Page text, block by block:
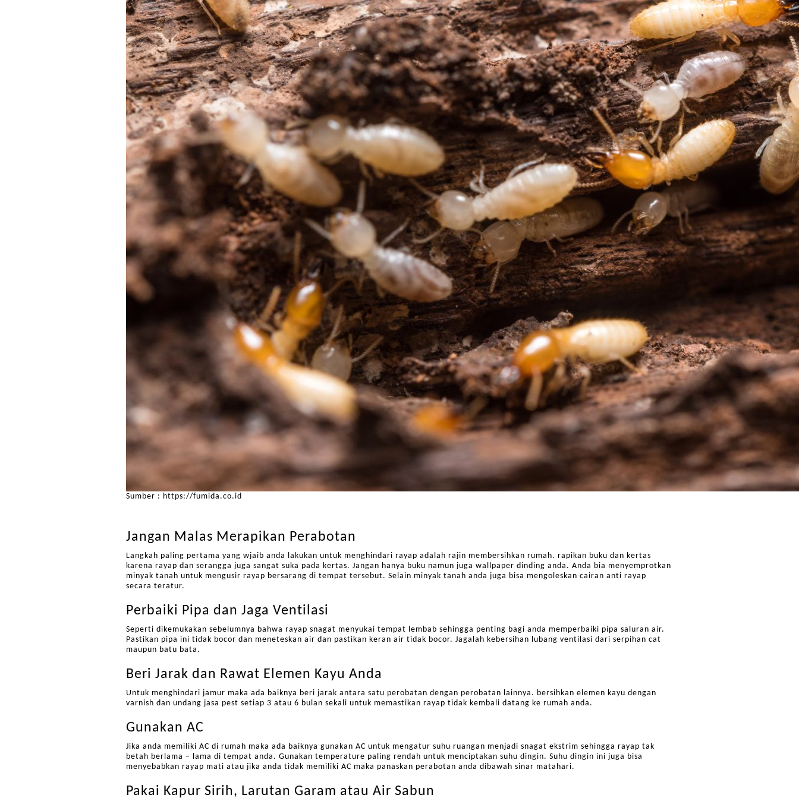
Sumber : https://fumida.co.id
Jangan Malas Merapikan Perabotan
Langkah paling pertama yang wjaib anda lakukan untuk menghindari rayap adalah rajin membersihkan rumah. rapikan buku dan kertas
karena rayap dan serangga juga sangat suka pada kertas. Jangan hanya buku namun juga wallpaper dinding anda. Anda bia menyemprotkan
minyak tanah untuk mengusir rayap bersarang di tempat tersebut. Selain minyak tanah anda juga bisa mengoleskan cairan anti rayap
secara teratur.
Perbaiki Pipa dan Jaga Ventilasi
Seperti dikemukakan sebelumnya bahwa rayap snagat menyukai tempat lembab sehingga penting bagi anda memperbaiki pipa saluran air.
Pastikan pipa ini tidak bocor dan meneteskan air dan pastikan keran air tidak bocor. Jagalah kebersihan lubang ventilasi dari serpihan cat
maupun batu bata.
Beri Jarak dan Rawat Elemen Kayu Anda
Untuk menghindari jamur maka ada baiknya beri jarak antara satu perobatan dengan perobatan lainnya. bersihkan elemen kayu dengan
varnish dan undang jasa pest setiap 3 atau 6 bulan sekali untuk memastikan rayap tidak kembali datang ke rumah anda.
Gunakan AC
Jika anda memiliki AC di rumah maka ada baiknya gunakan AC untuk mengatur suhu ruangan menjadi snagat ekstrim sehingga rayap tak
betah berlama – lama di tempat anda. Gunakan temperature paling rendah untuk menciptakan suhu dingin. Suhu dingin ini juga bisa
menyebabkan rayap mati atau jika anda tidak memiliki AC maka panaskan perabotan anda dibawah sinar matahari.
Pakai Kapur Sirih, Larutan Garam atau Air Sabun